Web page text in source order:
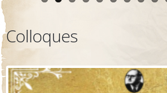
Colloques